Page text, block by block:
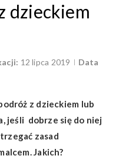
dzieckiem
12 lipca 2019
Data
z dzieckiem lub
jeśli dobrze się do niej
zasad
Jakich?